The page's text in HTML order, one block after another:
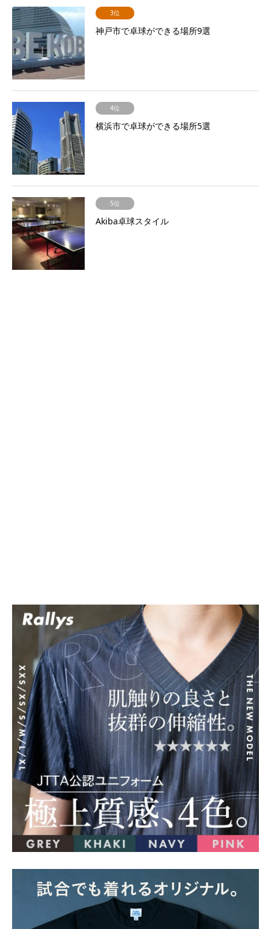
3位
神戸市で卓球ができる場所9選
4位
横浜市で卓球ができる場所5選
5位
Akiba卓球スタイル